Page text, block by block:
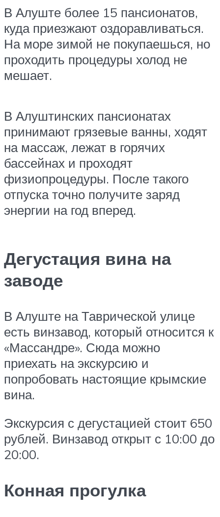
В Алуште более 15 пансионатов,
куда приезжают оздоравливаться.
На море зимой не покупаешься, но
проходить процедуры холод не
мешает.
В Алуштинских пансионатах
принимают грязевые ванны, ходят
на массаж, лежат в горячих
бассейнах и проходят
физиопроцедуры. После такого
отпуска точно получите заряд
энергии на год вперед.
Дегустация вина на
заводе
В Алуште на Таврической улице
есть винзавод, который относится к
«Массандре». Сюда можно
приехать на экскурсию и
попробовать настоящие крымские
вина.
Экскурсия с дегустацией стоит 650
рублей. Винзавод открыт с 10:00 до
20:00.
Конная прогулка